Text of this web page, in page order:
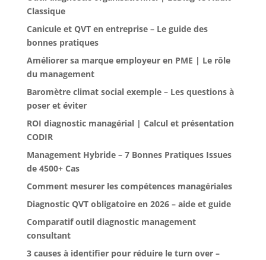
Classique
Canicule et QVT en entreprise – Le guide des
bonnes pratiques
Améliorer sa marque employeur en PME | Le rôle
du management
Baromètre climat social exemple – Les questions à
poser et éviter
ROI diagnostic managérial | Calcul et présentation
CODIR
Management Hybride – 7 Bonnes Pratiques Issues
de 4500+ Cas
Comment mesurer les compétences managériales
Diagnostic QVT obligatoire en 2026 – aide et guide
Comparatif outil diagnostic management
consultant
3 causes à identifier pour réduire le turn over –